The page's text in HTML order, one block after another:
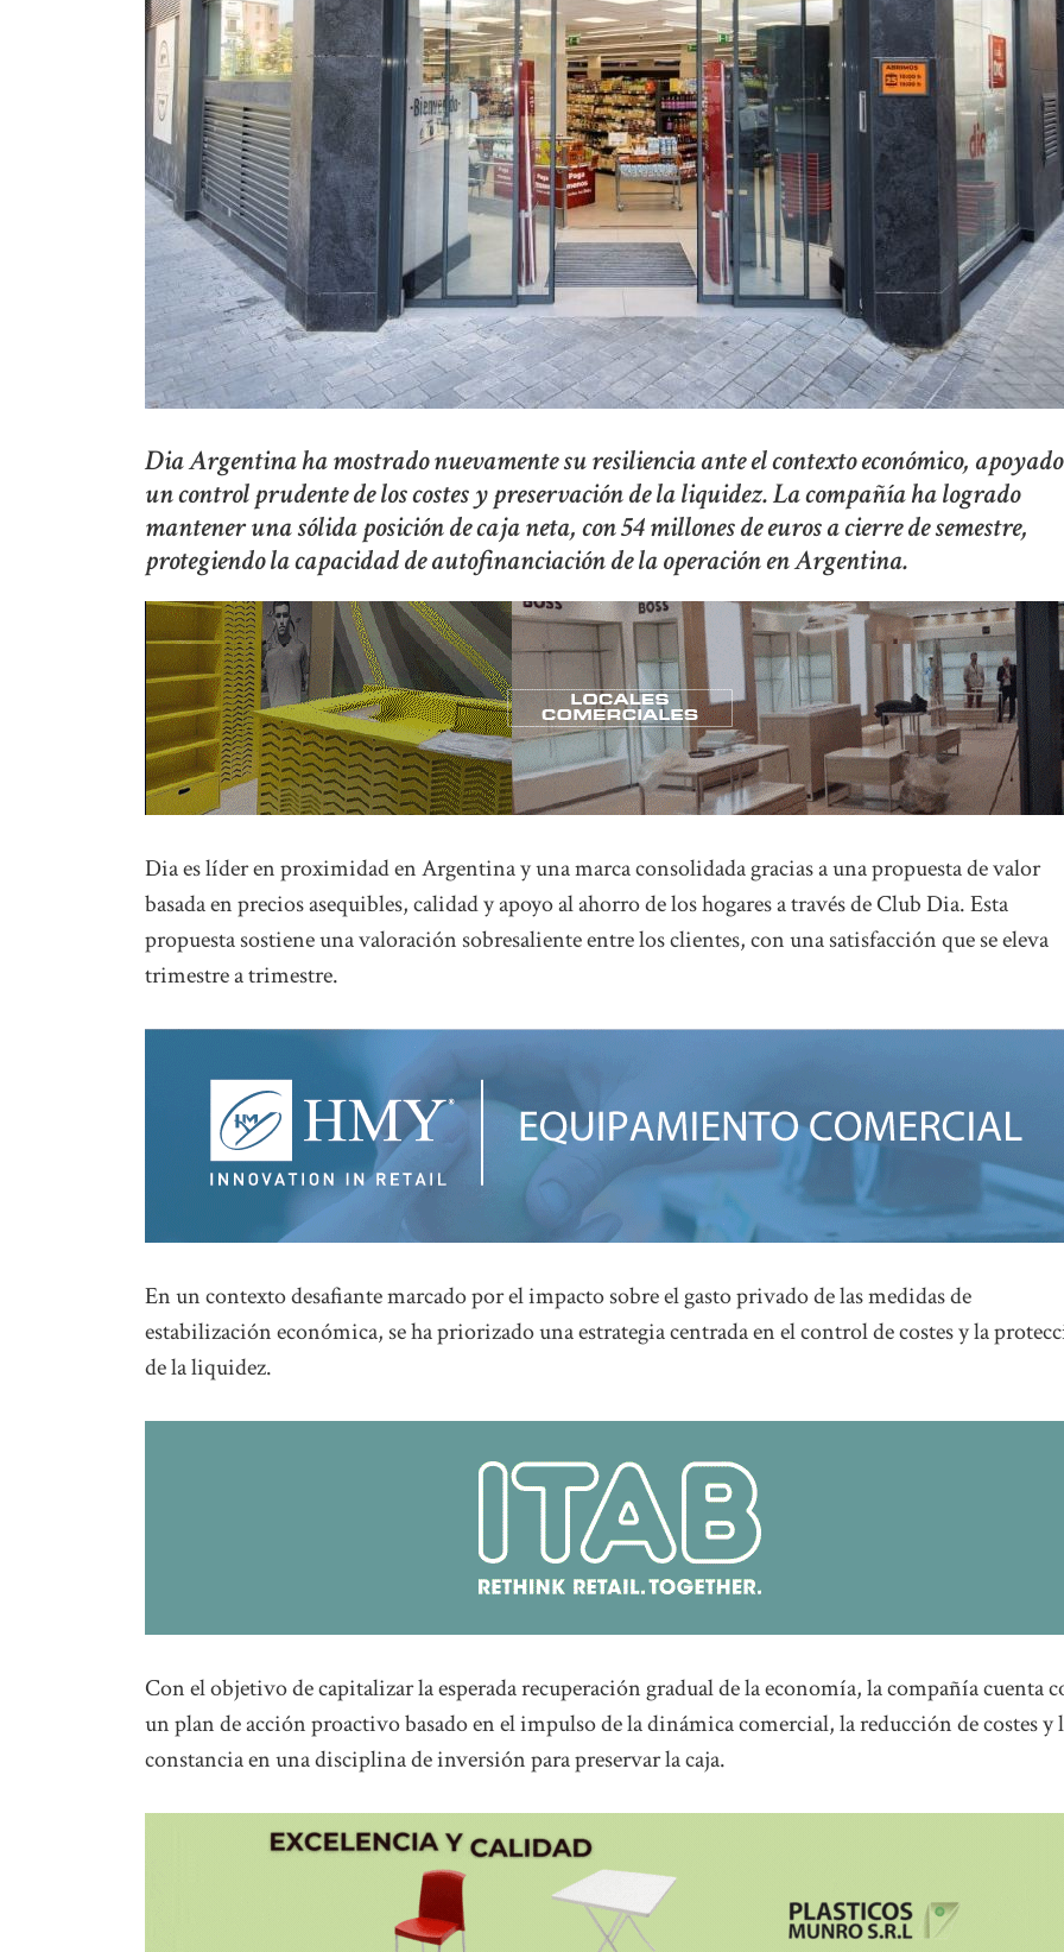
Dia Argentina ha mostrado nuevamente su resiliencia ante el contexto económico,
un control prudente de los costes y preservación de la liquidez. La compañía ha logrado
mantener una sólida posición de caja neta, con 54 millones de euros a cierre de semestre,
protegiendo la capacidad de autofinanciación de la operación en Argentina.
Dia es líder en proximidad en Argentina y una marca consolidada gracias a una propuesta de valor
basada en precios asequibles, calidad y apoyo al ahorro de los hogares a través de Club Dia. Esta
propuesta sostiene una valoración sobresaliente entre los clientes, con una satisfacción que se eleva
trimestre a trimestre.
En un contexto desafiante marcado por el impacto sobre el gasto privado de las medidas de
estabilización económica, se ha priorizado una estrategia centrada en el control de costes y la
de la liquidez.
Con el objetivo de capitalizar la esperada recuperación gradual de la economía, la compañía cuenta
un plan de acción proactivo basado en el impulso de la dinámica comercial, la reducción de costes y
constancia en una disciplina de inversión para preservar la caja.